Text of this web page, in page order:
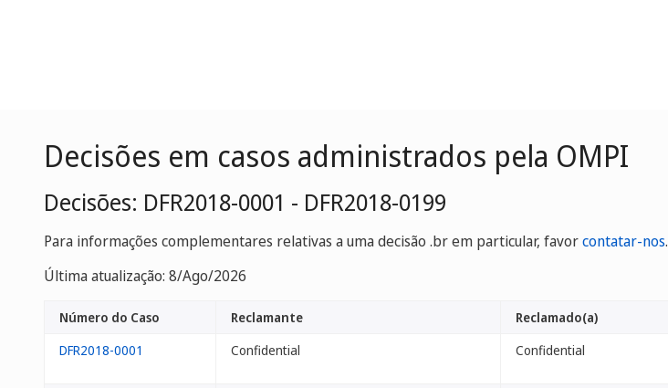
Decisões em casos administrados pela OMPI
Decisões: DFR2018-0001 - DFR2018-0199
Para informações complementares relativas a uma decisão .br em particular, favorcontatar-nos.
Última atualização: 8/Ago/2026
Número do Caso Reclamante Reclamado(a)
DFR2018-0001
Confidential Confidential